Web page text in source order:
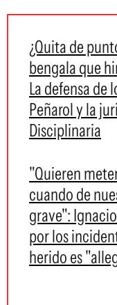
¿Quita de
bengala que
La defensa de
Peñarol y la
Disciplinaria
"Quieren
cuando de
grave":
por los
herido es